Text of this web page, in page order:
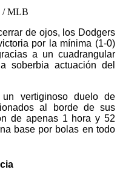
/ MLB
de ojos, los Dodgers
por la mínima (1-0)
a un cuadrangular
soberbia actuación del
vertiginoso duelo de
al borde de sus
de apenas 1 hora y 52
base por bolas en todo